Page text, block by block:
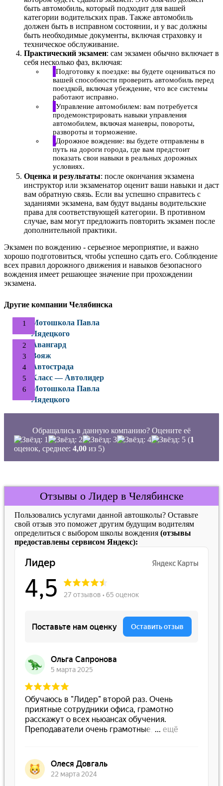
быть автомобиль, который подходит для вашей
категории водительских прав. Также автомобиль
должен быть в исправном состоянии, и у вас должны
быть необходимые документы, включая страховку и
техническое обслуживание.
Практический экзамен: сам экзамен обычно включает в
себя несколько фаз, включая:
Подготовку к поездке: вы будете оцениваться по
вашей способности проверить автомобиль перед
поездкой, включая убеждение, что все системы
работают исправно.
Управление автомобилем: вам потребуется
продемонстрировать навыки управления
автомобилем, включая маневры, повороты,
развороты и торможение.
Дорожное вождение: вы будете отправлены в
путь на дороги города, где вам предстоит
показать свои навыки в реальных дорожных
условиях.
Оценка и результаты: после окончания экзамена
инструктор или экзаменатор оценит ваши навыки и даст
вам обратную связь. Если вы успешно справитесь с
заданиями экзамена, вам будут выданы водительские
права для соответствующей категории. В противном
случае, вам могут предложить повторить экзамен после
дополнительной практики.
Экзамен по вождению - серьезное мероприятие, и важно
хорошо подготовиться, чтобы успешно сдать его. Соблюдение
всех правил дорожного движения и навыков безопасного
вождения имеет решающее значение при прохождении
экзамена.
Другие компании Челябинска
Мотошкола Павла
Лядецкого
Авангард
Вояж
Автострада
Класс — Автолидер
Мотошкола Павла
Лядецкого
Обращались в данную компанию? Оцените её
(1
оценок, среднее: 4,00 из 5)
Отзывы о Лидер в Челябинске
Пользовались услугами данной автошколы? Оставьте
свой отзыв это поможет другим будущим водителям
определиться с выбором школы вождения (отзывы
предоставлены сервисом Яндекс):